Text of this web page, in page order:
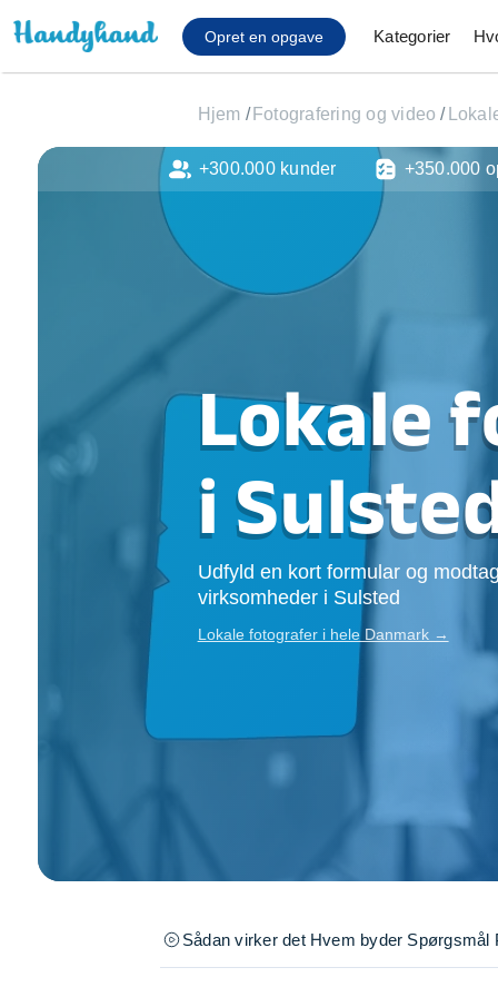
Opret en opgave Kategorier
Affaldsfjernelse
Afhentning af
Anlæg af terrasse
Hjælp til mobil, pc, tv
Installation af
Møbelsamling og
Ophængning af
Opsætning af
Tømrer
Tunge løft
Underholdning
Se alle...
Hjem / Fotografering og video /
Lokale
i
Udfyld en kort formular og
virksomheder i Sulsted
Lokale fotografer i hele Danmark →
+300.000 kunder +350.000
Sådan virker det Hvem byder Spørgsmål